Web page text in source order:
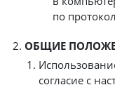
по
ОБЩИЕ
согласие с